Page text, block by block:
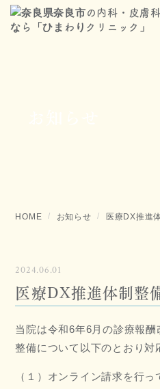
HOME お知らせ 医療DX推進
2024.06.01
医療DX推進体制整
当院は令和6年6月の診療報
整備について以下のとおり対
（１）オンライン請求を行っ